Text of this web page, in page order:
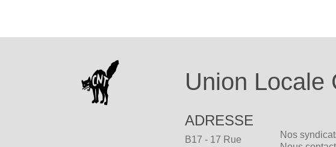
Union Locale
ADRESSE
B17 - 17 Rue
Nos